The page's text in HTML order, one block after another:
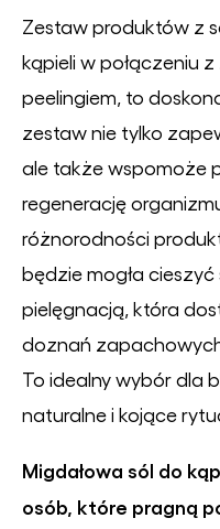
Zestaw produktów z
kąpieli w połączeniu
peelingiem, to
zestaw nie tylko
ale także wspomoże
regenerację
różnorodności
będzie mogła
pielęgnacją, która
doznań
To idealny wybór dla
naturalne i kojące
Migdałowa sól do
osób, które pragną